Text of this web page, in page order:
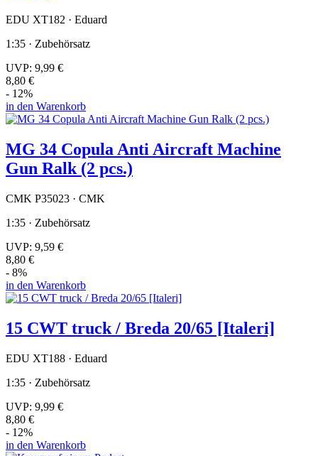
EDU XT182 · Eduard
1:35 · Zubehörsatz
UVP: 9,99 €
8,80 €
- 12%
in den Warenkorb
MG 34 Copula Anti Aircraft Machine
Gun Ralk (2 pcs.)
CMK P35023 · CMK
1:35 · Zubehörsatz
UVP: 9,59 €
8,80 €
- 8%
in den Warenkorb
15 CWT truck / Breda 20/65 [Italeri]
EDU XT188 · Eduard
1:35 · Zubehörsatz
UVP: 9,99 €
8,80 €
- 12%
in den Warenkorb